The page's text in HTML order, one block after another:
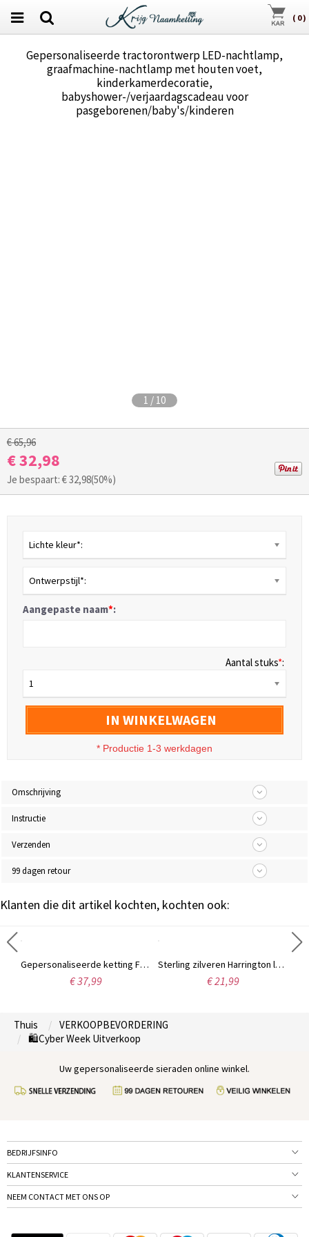
( 0)
Gepersonaliseerde tractorontwerp LED-nachtlamp,
graafmachine-nachtlamp met houten voet,
kinderkamerdecoratie,
babyshower-/verjaardagscadeau voor
pasgeborenen/baby's/kinderen
1 / 10
€ 65,96
€ 32,98
Je bespaart: €32,98(50%)
Lichte kleur*:
Ontwerpstijl*:
Aangepaste naam*:
Aantal stuks*:
1
IN WINKELWAGEN
* Productie 1-3 werkdagen
Omschrijving
Instructie
Verzenden
99 dagen retour
Klanten die dit artikel kochten, kochten ook:
Gepersonaliseerde ketting Fancy Circle Monogram ketting zilver
€ 37,99
Sterling zilveren Harrington lettertype naam ketting
€ 21,99
Thuis
VERKOOPBEVORDERING
🛍️Cyber Week Uitverkoop
Uw gepersonaliseerde sieraden online winkel.
BEDRIJFSINFO
KLANTENSERVICE
NEEM CONTACT MET ONS OP